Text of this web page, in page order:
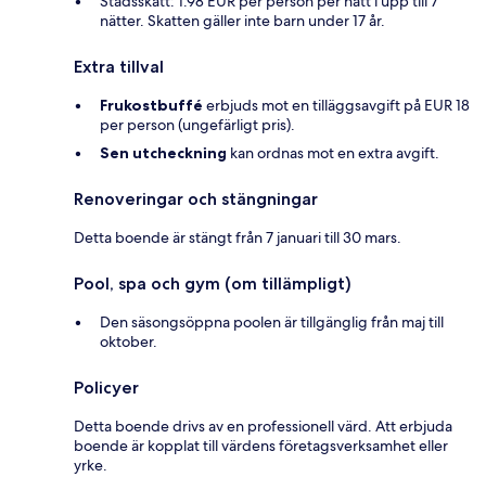
nätter. Skatten gäller inte barn under 17 år.
Extra tillval
Frukostbuffé erbjuds mot en tilläggsavgift på EUR 18
per person (ungefärligt pris).
Sen utcheckning kan ordnas mot en extra avgift.
Renoveringar och stängningar
Detta boende är stängt från 7 januari till 30 mars.
Pool, spa och gym (om tillämpligt)
Den säsongsöppna poolen är tillgänglig från maj till
oktober.
Policyer
Detta boende drivs av en professionell värd. Att erbjuda
boende är kopplat till värdens företagsverksamhet eller
yrke.